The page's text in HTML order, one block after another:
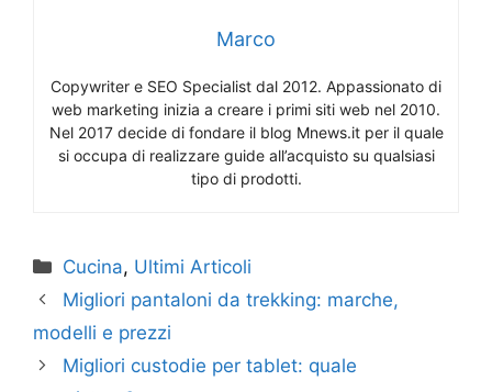
Marco
Copywriter e SEO Specialist dal 2012. Appassionato di
web marketing inizia a creare i primi siti web nel 2010.
Nel 2017 decide di fondare il blog Mnews.it per il quale
si occupa di realizzare guide all’acquisto su qualsiasi
tipo di prodotti.
Categorie
Cucina, Ultimi Articoli
Migliori pantaloni da trekking: marche,
modelli e prezzi
Migliori custodie per tablet: quale